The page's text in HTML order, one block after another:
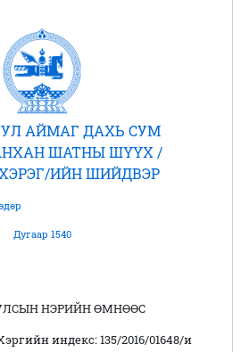
АЙМАГ ДАХЬ СУМ
ШАТНЫ ШҮҮХ /
ИЙН ШИЙДВЭР
Дугаар 1540
НЭРИЙН ӨМНӨӨС
индекс: 135/2016/01648/и